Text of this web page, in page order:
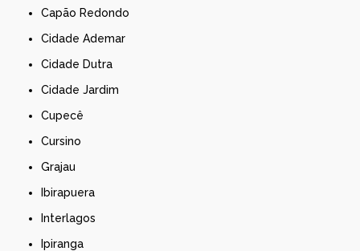
Capão Redondo
Cidade Ademar
Cidade Dutra
Cidade Jardim
Cupecê
Cursino
Grajau
Ibirapuera
Interlagos
Ipiranga